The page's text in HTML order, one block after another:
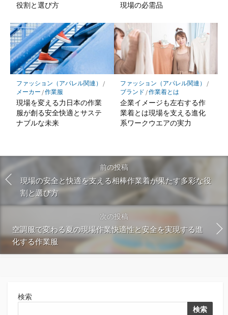
役割と選び方
現場の必需品
ファッション（アパレル関連）
/
メーカー /作業服
現場を変える力日本の作業
服が創る安全快適とサステ
ナブルな未来
ファッション（アパレル関連）
/
ブランド /作業着とは
企業イメージも左右する作
業着とは現場を支える進化
系ワークウエアの実力
前の投稿
現場の安全と快適を支える相棒作業着が果たす多彩な役
割と選び方
次の投稿
空調服で変わる夏の現場作業快適性と安全を実現する進
化する作業服
検索
検索